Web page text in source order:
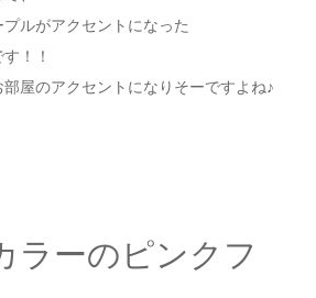
ルがアクセントになった
！！
屋のアクセントになりそーですよね♪
ラーのピンクフ